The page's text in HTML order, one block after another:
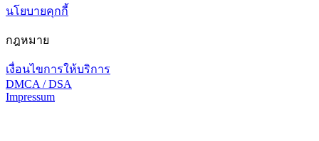
นโยบายคุกกี้
กฎหมาย
เงื่อนไขการให้บริการ
DMCA / DSA
Impressum